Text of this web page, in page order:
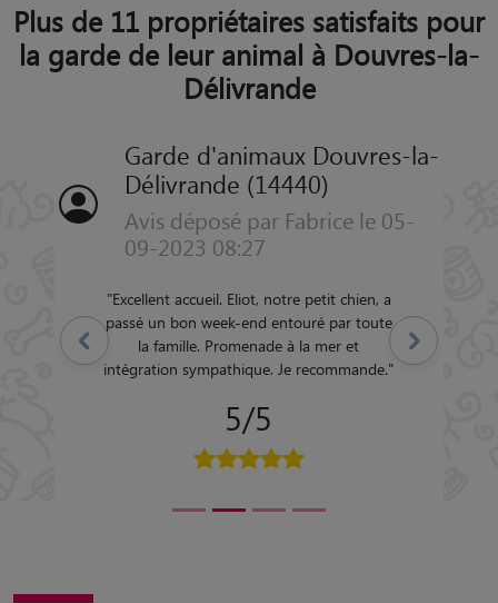
Plus de 11 propriétaires satisfaits pour
la garde de leur animal à Douvres-la-
Délivrande
Garde d'animaux Douvres-la-
Délivrande (14440)
Avis déposé par Fabrice le 05-
09-2023 08:27
"Excellent accueil. Eliot, notre petit chien, a
passé un bon week-end entouré par toute
la famille. Promenade à la mer et
intégration sympathique. Je recommande."
5/5
Précédent Suivant